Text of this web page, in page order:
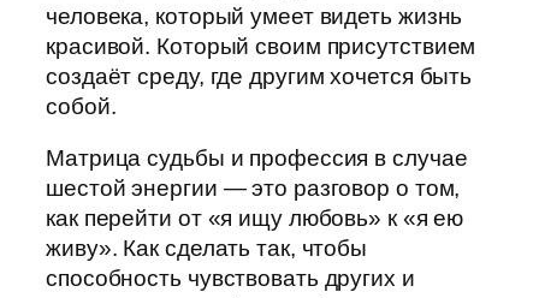
человека, который умеет видеть жизнь
красивой. Который своим присутствием
создаёт среду, где другим хочется быть
собой.
Матрица судьбы и профессия в случае
шестой энергии — это разговор о том,
как перейти от «я ищу любовь» к «я ею
живу». Как сделать так, чтобы
способность чувствовать других и